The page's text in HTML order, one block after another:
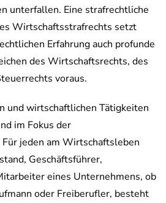
unterfallen. Eine strafrechtliche
Wirtschaftsstrafrechts setzt
Erfahrung auch profunde
des Wirtschaftsrechts, des
voraus.
und wirtschaftlichen Tätigkeiten
im Fokus der
jeden am Wirtschaftsleben
Geschäftsführer,
eines Unternehmens, ob
oder Freiberufler, besteht